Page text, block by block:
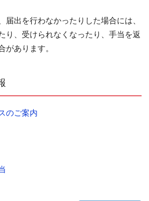
届出を行わなかったりした場合には、
り、受けられなくなったり、手当を返
があります。
のご案内